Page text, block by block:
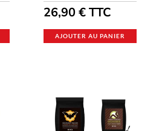
26,90€TTC
AJOUTER AU PANIER